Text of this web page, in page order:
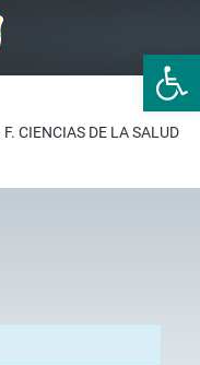
Abrir
CIENCIAS DE LA SALUD